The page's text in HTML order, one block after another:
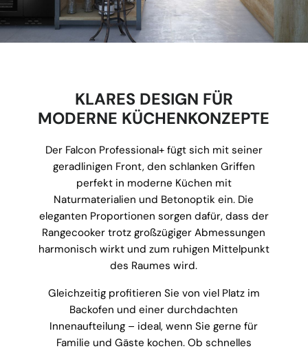
KLARES DESIGN FÜR
MODERNE KÜCHENKONZEPTE
Der Falcon Professional+ fügt sich mit seiner
geradlinigen Front, den schlanken Griffen
perfekt in moderne Küchen mit
Naturmaterialien und Betonoptik ein. Die
eleganten Proportionen sorgen dafür, dass der
Rangecooker trotz großzügiger Abmessungen
harmonisch wirkt und zum ruhigen Mittelpunkt
des Raumes wird.
Gleichzeitig profitieren Sie von viel Platz im
Backofen und einer durchdachten
Innenaufteilung – ideal, wenn Sie gerne für
Familie und Gäste kochen. Ob schnelles